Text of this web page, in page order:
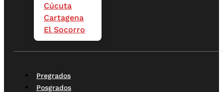
Cúcuta
Cartagena
El Socorro
Pregrados
Posgrados